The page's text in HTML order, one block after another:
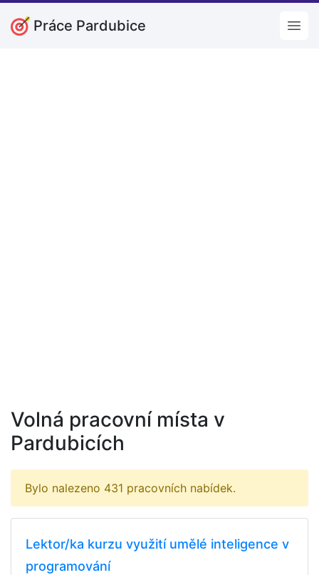
Práce Pardubice
Volná pracovní místa v
Pardubicích
Bylo nalezeno 431 pracovních nabídek.
Lektor/ka kurzu využití umělé inteligence v
programování